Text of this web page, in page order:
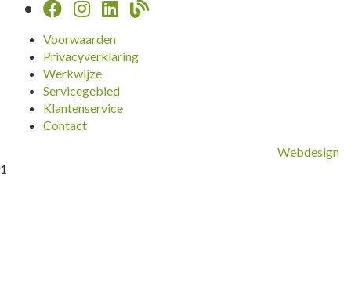
Voorwaarden
Privacyverklaring
Werkwijze
Servicegebied
Klantenservice
Contact
Webdesign
1